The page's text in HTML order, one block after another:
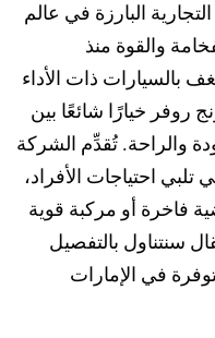
البارزة في عالم
والقوة منذ
بالسيارات ذات الأداء
روفر خيارًا شائعًا بين
والراحة. تُقدِّم الشركة
احتياجات الأفراد،
فاخرة أو مركبة قوية
سنتناول بالتفصيل
في الإمارات